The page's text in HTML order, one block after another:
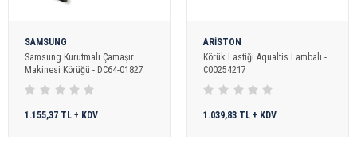
SAMSUNG
Samsung Kurutmalı Çamaşır
Makinesi Körüğü - DC64-01827
1.155,37 TL + KDV
ARİSTON
Körük Lastiği Aqualtis Lambalı -
C00254217
1.039,83 TL + KDV